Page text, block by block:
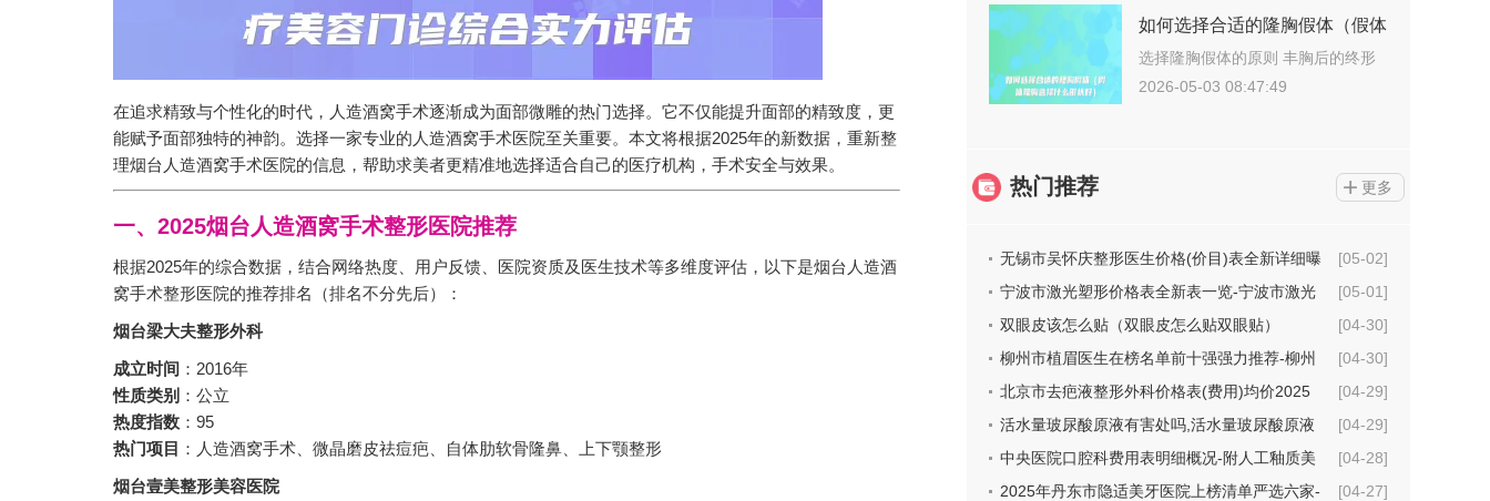
在追求精致与个性化的时代，人造酒窝手术逐渐成为面部微雕的热门选择。它不仅能提升面部的精致度，更
能赋予面部独特的神韵。选择一家专业的人造酒窝手术医院至关重要。本文将根据2025年的新数据，重新整
理烟台人造酒窝手术医院的信息，帮助求美者更精准地选择适合自己的医疗机构，手术安全与效果。
一、2025烟台人造酒窝手术整形医院推荐
根据2025年的综合数据，结合网络热度、用户反馈、医院资质及医生技术等多维度评估，以下是烟台人造酒
窝手术整形医院的推荐排名（排名不分先后）：
烟台梁大夫整形外科
成立时间 ：2016年
性质类别 ：公立
热度指数 ：95
热门项目 ：人造酒窝手术、微晶磨皮祛痘疤、自体肋软骨隆鼻、上下颚整形
烟台壹美整形美容医院
如何选择合适的隆胸假体（假体
隆胸选择什么形状好）
选择隆胸假体的原则 丰胸后的终形
态取决…
2026-05-03 08:47:49
热门推荐 更多
[05-02]
无锡市吴怀庆整形医生价格(价目)表全新详细曝
光
[05-01]
宁波市激光塑形价格表全新表一览-宁波市激光
塑形价格行情
[04-30]
双眼皮该怎么贴（双眼皮怎么贴双眼贴）
[04-30]
柳州市植眉医生在榜名单前十强强力推荐-柳州
市植眉整形医生
[04-29]
北京市去疤液整形外科价格表(费用)均价2025
一览-北京市去疤液具体费用是多少钱
[04-29]
活水量玻尿酸原液有害处吗,活水量玻尿酸原液
术的坏处
[04-28]
中央医院口腔科费用表明细概况-附人工釉质美
牙案例
[04-27]
2025年丹东市隐适美牙医院上榜清单严选六家-